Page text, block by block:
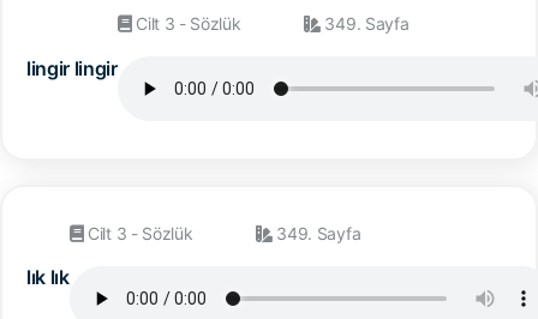
lingir lingir
Cilt 3 - Sözlük 349. Sayfa
lık lık
Cilt 3 - Sözlük 349. Sayfa